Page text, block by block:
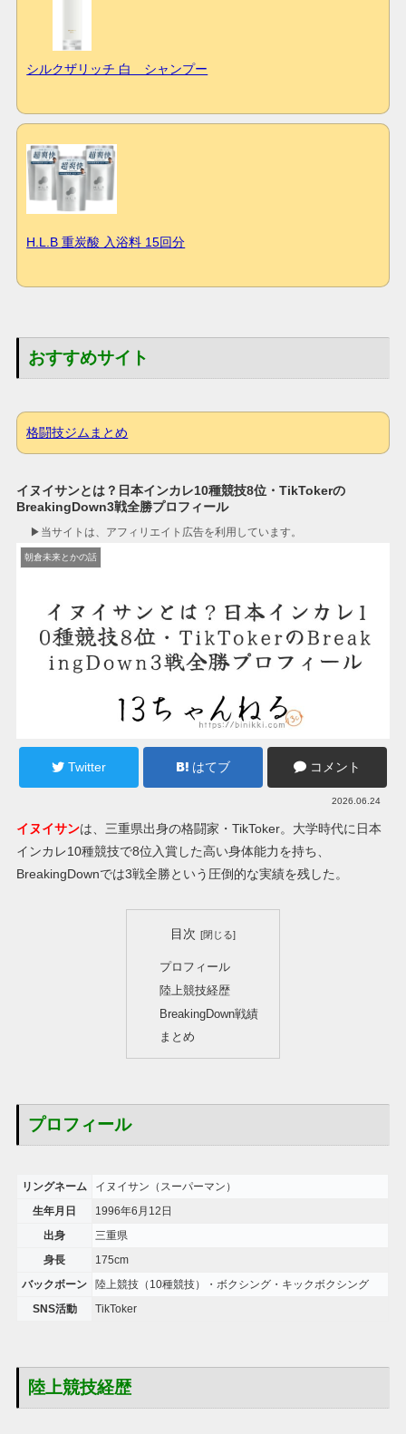
シルクザリッチ 白 シャンプー
H.L.B 重炭酸 入浴料 15回分
おすすめサイト
格闘技ジムまとめ
イヌイサンとは？日本インカレ10種競技8位・TikTokerの
BreakingDown3戦全勝プロフィール
▶︎当サイトは、アフィリエイト広告を利用しています。
朝倉未来とかの話
Twitter はてブ コメント
2026.06.24
イヌイサンは、三重県出身の格闘家・TikToker。大学時代に日本
インカレ10種競技で8位入賞した高い身体能力を持ち、
BreakingDownでは3戦全勝という圧倒的な実績を残した。
目次
プロフィール
陸上競技経歴
BreakingDown戦績
まとめ
プロフィール
リングネーム イヌイサン（スーパーマン）
生年月日 1996年6月12日
出身 三重県
身長 175cm
バックボーン 陸上競技（10種競技）・ボクシング・キックボクシング
SNS活動 TikToker
陸上競技経歴